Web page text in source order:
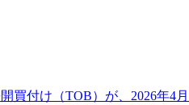
付け（TOB）が、2026年